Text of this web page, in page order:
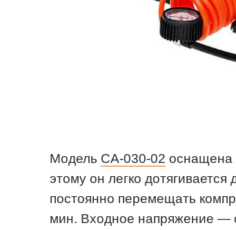
Модель CA-030-02 оснащена
этому он легко
постоянно перемещать
мин. Входное напряжение —